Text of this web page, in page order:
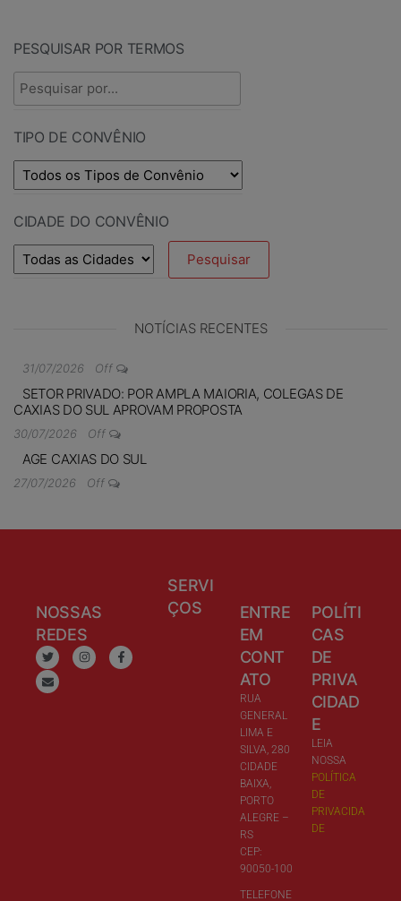
PESQUISAR POR TERMOS
TIPO DE CONVÊNIO
CIDADE DO CONVÊNIO
NOTÍCIAS RECENTES
31/07/2026 Off
SETOR PRIVADO: POR AMPLA MAIORIA, COLEGAS DE
CAXIAS DO SUL APROVAM PROPOSTA
30/07/2026 Off
AGE CAXIAS DO SUL
27/07/2026 Off
NOSSAS
REDES
SERVI
ÇOS
ENTRE
EM
CONT
ATO
RUA
GENERAL
LIMA E
SILVA, 280
CIDADE
BAIXA,
PORTO
ALEGRE –
RS
CEP:
90050-100
TELEFONE
POLÍTI
CAS
DE
PRIVA
CIDAD
E
LEIA
NOSSA
POLÍTICA
DE
PRIVACIDA
DE